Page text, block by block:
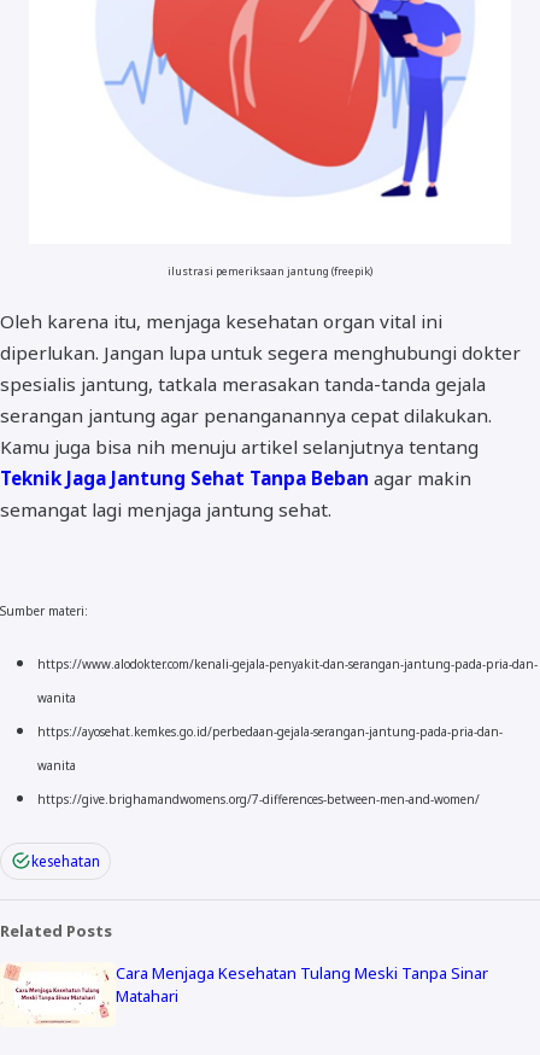
ilustrasi pemeriksaan jantung (freepik)
Oleh karena itu, menjaga kesehatan organ vital ini
diperlukan. Jangan lupa untuk segera menghubungi dokter
spesialis jantung, tatkala merasakan tanda-tanda gejala
serangan jantung agar penanganannya cepat dilakukan.
Kamu juga bisa nih menuju artikel selanjutnya tentang
Teknik Jaga Jantung Sehat Tanpa Beban agar makin
semangat lagi menjaga jantung sehat.
Sumber materi:
https://www.alodokter.com/kenali-gejala-penyakit-dan-serangan-jantung-pada-pria-dan-
wanita
https://ayosehat.kemkes.go.id/perbedaan-gejala-serangan-jantung-pada-pria-dan-
wanita
https://give.brighamandwomens.org/7-differences-between-men-and-women/
kesehatan
Related Posts
Cara Menjaga Kesehatan Tulang Meski Tanpa Sinar
Matahari